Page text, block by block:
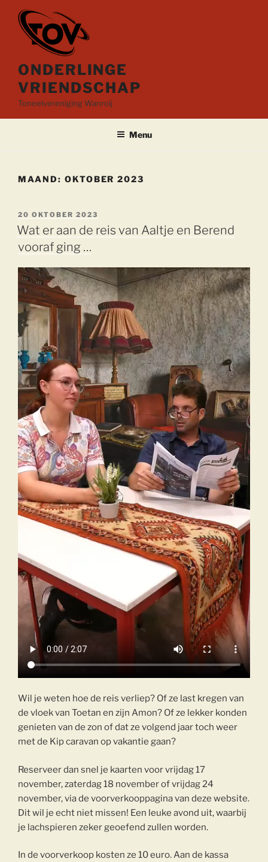
ONDERLINGE
VRIENDSCHAP
Toneelvereniging Wanroij
Menu
MAAND: OKTOBER 2023
GEPLAATST
OP
20 OKTOBER 2023
Wat er aan de reis van Aaltje en Berend
vooraf ging …
Wil je weten hoe de reis verliep? Of ze last kregen van
de vloek van Toetan en zijn Amon? Of ze lekker konden
genieten van de zon of dat ze volgend jaar toch weer
met de Kip caravan op vakantie gaan?
Reserveer dan snel je kaarten voor vrijdag 17
november, zaterdag 18 november of vrijdag 24
november, via de voorverkooppagina van deze website.
Dit wil je echt niet missen! Een leuke avond uit, waarbij
je lachspieren zeker geoefend zullen worden.
In de voorverkoop kosten ze 10 euro. Aan de kassa